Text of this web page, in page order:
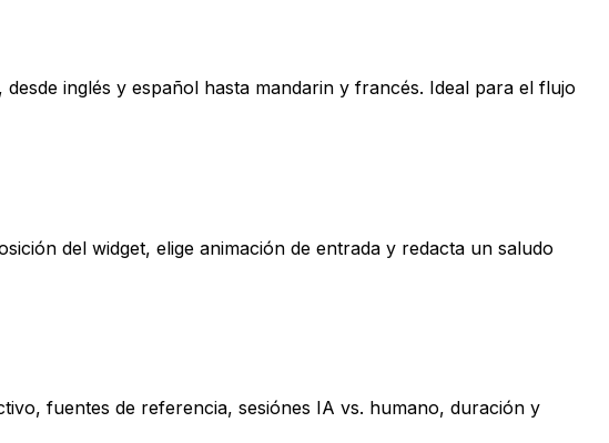
inglés y español hasta mandarin y francés. Ideal para el flujo
del widget, elige animación de entrada y redacta un saludo
fuentes de referencia, sesiónes IA vs. humano, duración y